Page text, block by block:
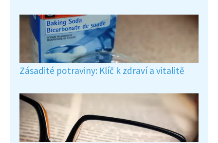
Zásadité potraviny: Klíč k zdraví a vitalitě